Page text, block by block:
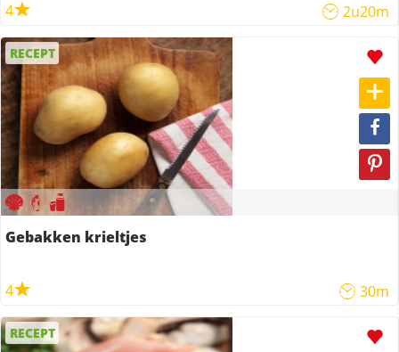
4 2u20m
RECEPT
Gebakken krieltjes
4 30m
RECEPT